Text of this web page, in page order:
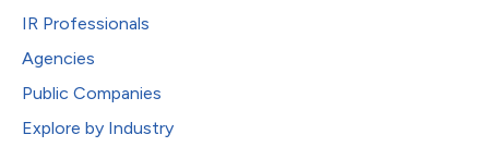
IR Professionals
Agencies
Public Companies
Explore by Industry